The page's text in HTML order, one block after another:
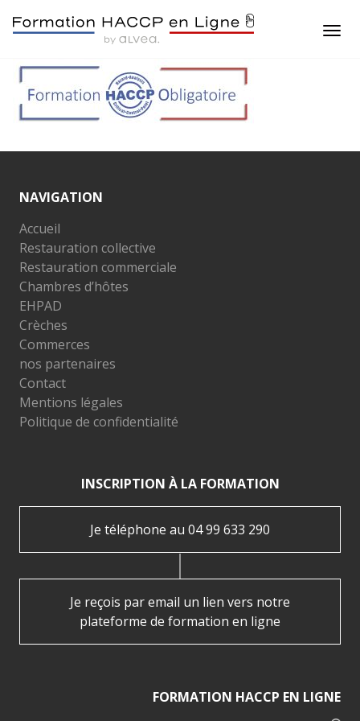
NAVIGATION
Accueil
Restauration collective
Restauration commerciale
Chambres d’hôtes
EHPAD
Crèches
Commerces
nos partenaires
Contact
Mentions légales
Politique de confidentialité
INSCRIPTION À LA FORMATION
Je téléphone au 04 99 633 290
Je reçois par email un lien vers notre
plateforme de formation en ligne
FORMATION HACCP EN LIGNE